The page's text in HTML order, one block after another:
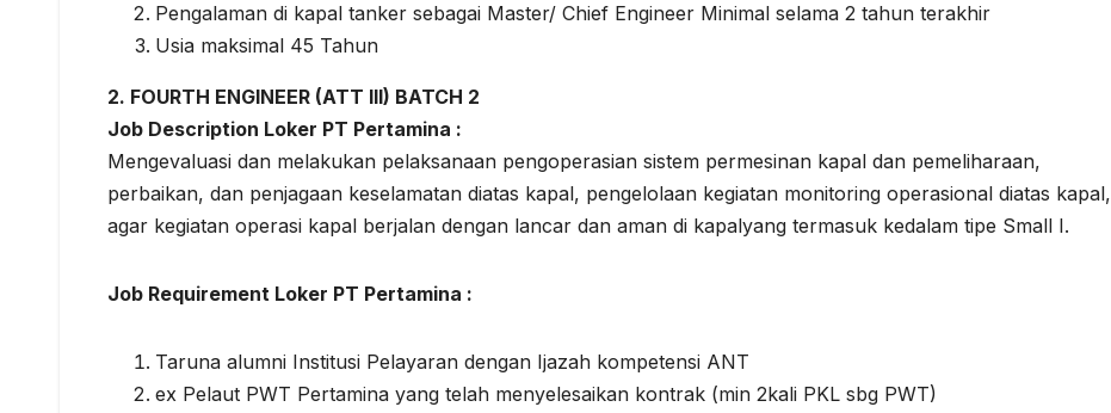
Pengalaman di kapal tanker sebagai Master/ Chief Engineer Minimal selama 2 tahun terakhir
Usia maksimal 45 Tahun
2. FOURTH ENGINEER (ATT III) BATCH 2
Job Description Loker PT Pertamina :
Mengevaluasi dan melakukan pelaksanaan pengoperasian sistem permesinan kapal dan pemeliharaan,
perbaikan, dan penjagaan keselamatan diatas kapal, pengelolaan kegiatan monitoring operasional diatas kapal,
agar kegiatan operasi kapal berjalan dengan lancar dan aman di kapalyang termasuk kedalam tipe Small I.
Job Requirement Loker PT Pertamina :
Taruna alumni Institusi Pelayaran dengan Ijazah kompetensi ANT
ex Pelaut PWT Pertamina yang telah menyelesaikan kontrak (min 2kali PKL sbg PWT)